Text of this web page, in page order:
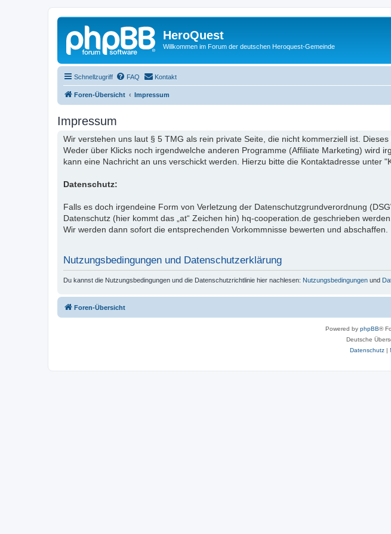
HeroQuest
Willkommen im Forum der deutschen Heroquest-Gemeinde
Schnellzugriff FAQ Kontakt
Foren-Übersicht Impressum
Impressum
Wir verstehen uns laut § 5 TMG als rein private Seite, die nicht kommerziell ist.
Weder über Klicks noch irgendwelche anderen Programme (Affiliate Marketing) wird
kann eine Nachricht an uns verschickt werden. Hierzu bitte die Kontaktadresse unter
Datenschutz:
Falls es doch irgendeine Form von Verletzung der Datenschutzgrundverordnung
Datenschutz (hier kommt das „at“ Zeichen hin) hq-cooperation.de geschrieben werden.
Wir werden dann sofort die entsprechenden Vorkommnisse bewerten und abschaffen.
Nutzungsbedingungen und Datenschutzerklärung
Du kannst die Nutzungsbedingungen und die Datenschutzrichtlinie hier nachlesen: Nutzungsbedingungen und
Foren-Übersicht
Powered by phpBB®
Deutsche
Datenschutz|